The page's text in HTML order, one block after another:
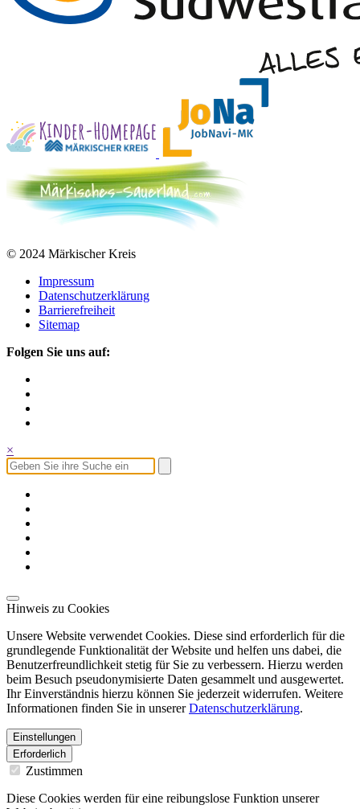
© 2024 Märkischer Kreis
Impressum
Datenschutzerklärung
Barrierefreiheit
Sitemap
Folgen Sie uns auf:
×
Hinweis zu Cookies
Unsere Website verwendet Cookies. Diese sind erforderlich für die
grundlegende Funktionalität der Website und helfen uns dabei, die
Benutzerfreundlichkeit stetig für Sie zu verbessern. Hierzu werden
beim Besuch pseudonymisierte Daten gesammelt und ausgewertet.
Ihr Einverständnis hierzu können Sie jederzeit widerrufen. Weitere
Informationen finden Sie in unsererDatenschutzerklärung.
Einstellungen
Erforderlich
Zustimmen
Diese Cookies werden für eine reibungslose Funktion unserer